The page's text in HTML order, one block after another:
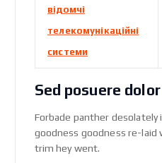
відомчі
телекомунікаційні
системи
Sed posuere
Forbade panther desolately
goodness goodness re-laid
trim hey went.